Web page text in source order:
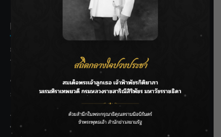
Recent Posts
กรมชลฯ รับฟังประชาชน ติดตามแก้ปัญหาโครงการประตู
ระบายน้ำศรีสองรักฯ
‘แมน การิน’ แชร์ความเชื่อชวนคิด! “อยากกินอะไรหลังจาก
ลาโลกนี้ ให้ใส่บาตรสิ่งนั้นไว้ตอนยังมีชีวิต”
ราชเลขานุการในพระองค์ฯ ติดตามโครงการหุบกะพง–ห้วย
ทรายใต้ เสริมความมั่นคงน้ำเพชรบุรี